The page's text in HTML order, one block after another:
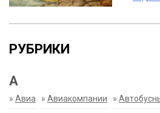
РУБРИКИ
А
» Авиа » Авиакомпании »